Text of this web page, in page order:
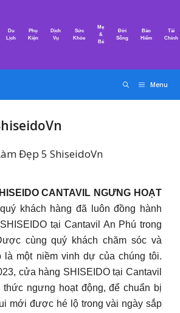
Du
Lịch
Phụ
Kiện
Dịch
Vụ
Sức
Khỏe
Mẹ
&
Bé
Đời
Sống
Bảo
Hiểm
Tài
Chính
Menu
CANTAVIL NGƯNG HOẠT
khách hàng đã luôn đồng hành
tại Cantavil An Phú trong
cùng quý khách chăm sóc và
là một niềm vinh dự của chúng tôi.
cửa hàng SHISEIDO tại Cantavil
ngưng hoạt động, để chuẩn bị
mới được hé lộ trong vài ngày sắp